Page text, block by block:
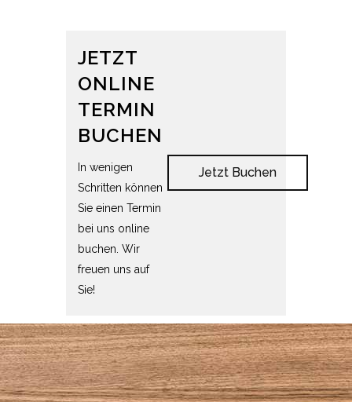
JETZT
ONLINE
TERMIN
BUCHEN
In wenigen
Schritten können
Sie einen Termin
bei uns online
buchen. Wir
freuen uns auf
Sie!
Jetzt Buchen